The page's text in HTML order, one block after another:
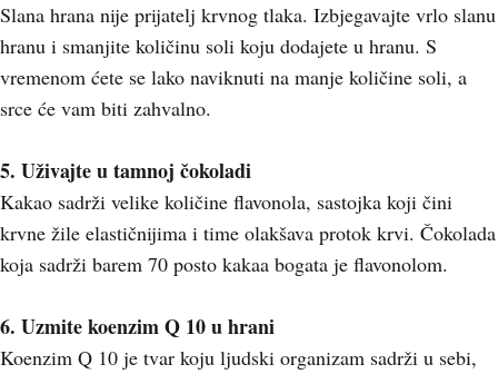
Slana hrana nije prijatelj krvnog tlaka. Izbjegavajte vrlo slanu
hranu i smanjite količinu soli koju dodajete u hranu. S
vremenom ćete se lako naviknuti na manje količine soli, a
srce će vam biti zahvalno.
5. Uživajte u tamnoj čokoladi
Kakao sadrži velike količine flavonola, sastojka koji čini
krvne žile elastičnijima i time olakšava protok krvi. Čokolada
koja sadrži barem 70 posto kakaa bogata je flavonolom.
6. Uzmite koenzim Q 10 u hrani
Koenzim Q 10 je tvar koju ljudski organizam sadrži u sebi,